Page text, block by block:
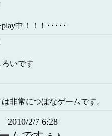
play中！！！･････
いです
非常につぼなゲームです。
2010/2/7 6:28